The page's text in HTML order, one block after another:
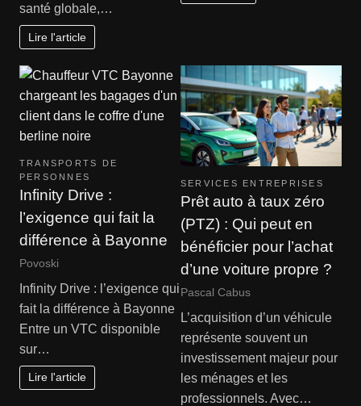
santé globale,…
Lire l'article
TRANSPORTS DE
PERSONNES
Infinity Drive :
l’exigence qui fait la
différence à Bayonne
Povoski
Infinity Drive : l’exigence qui
fait la différence à Bayonne
Entre un VTC disponible
sur…
Lire l'article
SERVICES ENTREPRISES
Prêt auto à taux zéro
(PTZ) : Qui peut en
bénéficier pour l’achat
d’une voiture propre ?
Pascal Cabus
L’acquisition d’un véhicule
représente souvent un
investissement majeur pour
les ménages et les
professionnels. Avec…